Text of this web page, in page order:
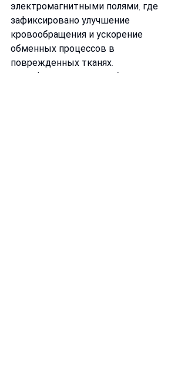
электромагнитными полями, где
зафиксировано улучшение
кровообращения и ускорение
обменных процессов в
поврежденных тканях.
Этот феномен также объясняет